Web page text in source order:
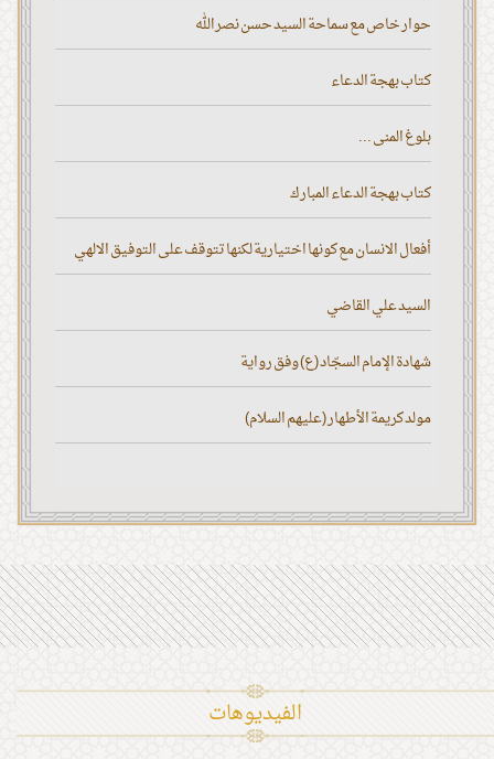
حوار خاص مع سماحة السيد حسن نصر الله
كتاب بهجة الدعاء
بلوغ المنى ...
كتاب بهجة الدعاء المبارك
أفعال الانسان مع كونها اختيارية لكنها تتوقف على التوفيق الالهي
السيد علي القاضي
شهادة الإمام السجّاد (ع) وفق رواية
مولد كريمة الأطهار (عليهم السلام)
الفیدیوهات